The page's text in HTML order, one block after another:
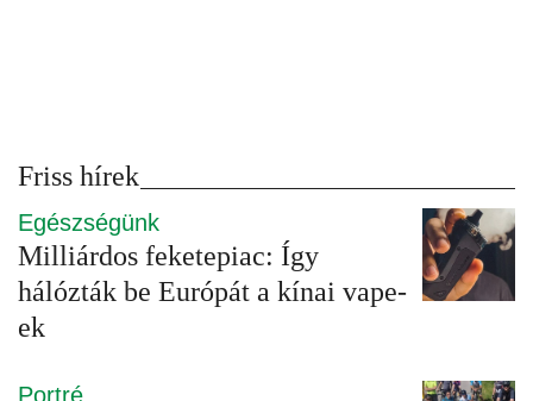
Friss hírek
Egészségünk
Milliárdos feketepiac: Így
hálózták be Európát a kínai vape-
ek
Portré